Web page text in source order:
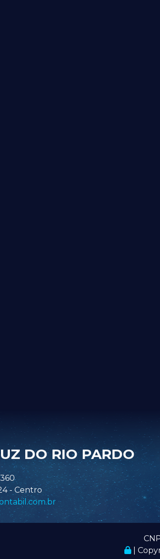
DO RIO PARDO
- Centro
|